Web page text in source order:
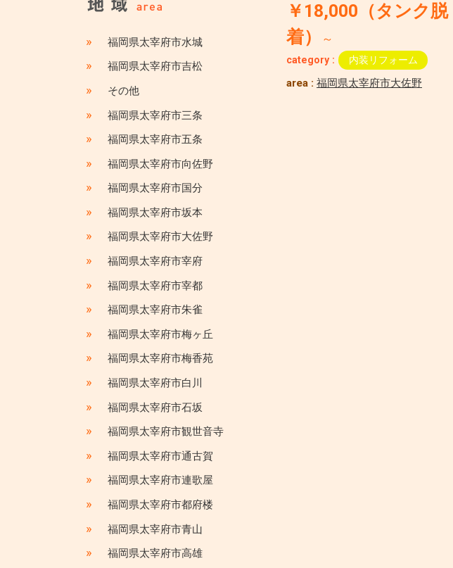
￥18,000（タンク脱
着）
～
category : 内装リフォーム
area : 福岡県太宰府市大佐野
» 福岡県太宰府市水城
» 福岡県太宰府市吉松
» その他
» 福岡県太宰府市三条
» 福岡県太宰府市五条
» 福岡県太宰府市向佐野
» 福岡県太宰府市国分
» 福岡県太宰府市坂本
» 福岡県太宰府市大佐野
» 福岡県太宰府市宰府
» 福岡県太宰府市宰都
» 福岡県太宰府市朱雀
» 福岡県太宰府市梅ヶ丘
» 福岡県太宰府市梅香苑
» 福岡県太宰府市白川
» 福岡県太宰府市石坂
» 福岡県太宰府市観世音寺
» 福岡県太宰府市通古賀
» 福岡県太宰府市連歌屋
» 福岡県太宰府市都府楼
» 福岡県太宰府市青山
» 福岡県太宰府市高雄